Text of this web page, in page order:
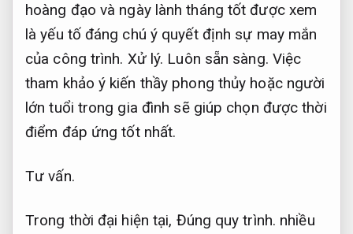
hoàng đạo và ngày lành tháng tốt được xem
là yếu tố đáng chú ý quyết định sự may mắn
của công trình. Xử lý. Luôn sẵn sàng. Việc
tham khảo ý kiến thầy phong thủy hoặc người
lớn tuổi trong gia đình sẽ giúp chọn được thời
điểm đáp ứng tốt nhất.
Tư vấn.
Trong thời đại hiện tại, Đúng quy trình. nhiều